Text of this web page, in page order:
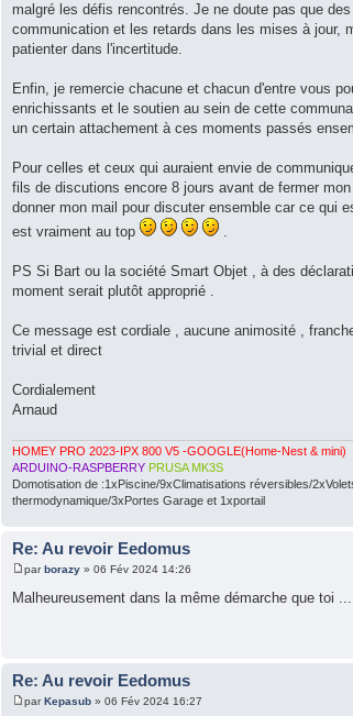
malgré les défis rencontrés. Je ne doute pas que
communication et les retards dans les mises à jour,
patienter dans l'incertitude.
Enfin, je remercie chacune et chacun d'entre vous
enrichissants et le soutien au sein de cette
un certain attachement à ces moments passés
Pour celles et ceux qui auraient envie de
fils de discutions encore 8 jours avant de fermer
donner mon mail pour discuter ensemble car ce qui
est vraiment au top
.
PS Si Bart ou la société Smart Objet , à des
moment serait plutôt approprié .
Ce message est cordiale , aucune animosité ,
trivial et direct
Cordialement
Arnaud
HOMEY PRO 2023-IPX 800 V5 -GOOGLE(Home-Nest & mini)
ARDUINO-RASPBERRY PRUSA MK3S
Domotisation de :1xPiscine/9xClimatisations réversibles/
thermodynamique/3xPortes Garage et 1xportail
Re: Au revoir Eedomus
parborazy » 06 Fév 2024 14:26
Malheureusement dans la même démarche que toi
Re: Au revoir Eedomus
parKepasub » 06 Fév 2024 16:27